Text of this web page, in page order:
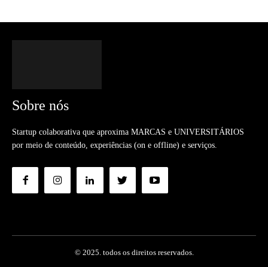
Sobre nós
Startup colaborativa que aproxima MARCAS e UNIVERSITÁRIOS
por meio de conteúdo, experiências (on e offline) e serviços.
© 2025. todos os direitos reservados.